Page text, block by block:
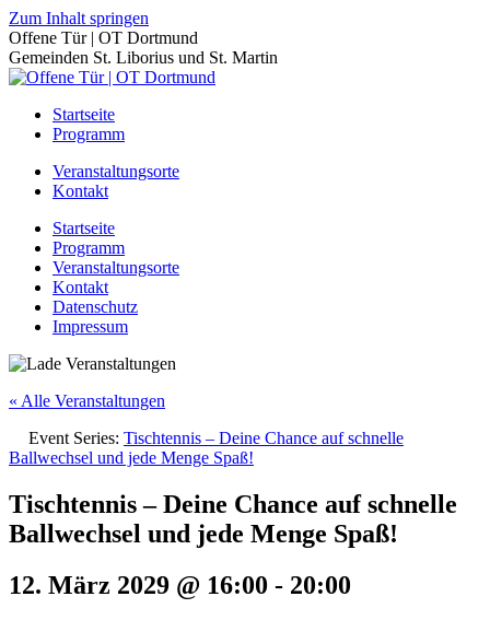
Zum Inhalt springen
Offene Tür | OT Dortmund
Gemeinden St. Liborius und St. Martin
Startseite
Programm
Veranstaltungsorte
Kontakt
Startseite
Programm
Veranstaltungsorte
Kontakt
Datenschutz
Impressum
« Alle Veranstaltungen
Event Series: Tischtennis – Deine Chance auf schnelle
Ballwechsel und jede Menge Spaß!
Tischtennis – Deine Chance auf schnelle
Ballwechsel und jede Menge Spaß!
12. März 2029 @ 16:00 - 20:00